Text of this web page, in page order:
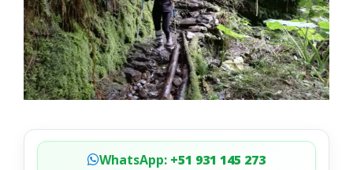
WhatsApp: +51 931 145 273